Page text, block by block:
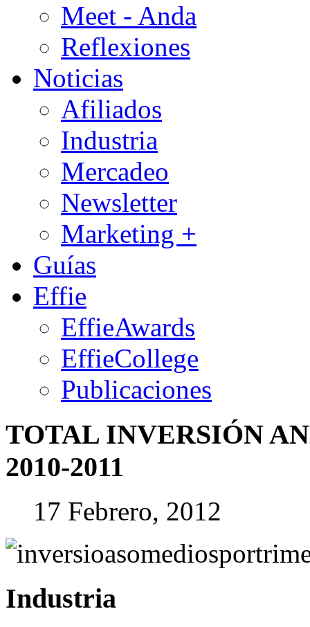
Meet - Anda
Reflexiones
Noticias
Afiliados
Industria
Mercadeo
Newsletter
Marketing +
Guías
Effie
EffieAwards
EffieCollege
Publicaciones
TOTAL INVERSIÓN
2010-2011
17 Febrero, 2012
Industria